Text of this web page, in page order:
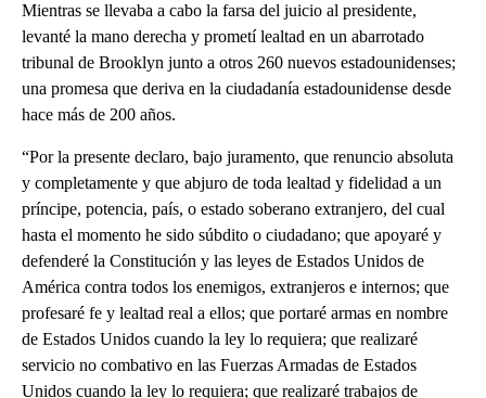
Mientras se llevaba a cabo la farsa del juicio al presidente,
levanté la mano derecha y prometí lealtad en un abarrotado
tribunal de Brooklyn junto a otros 260 nuevos estadounidenses;
una promesa que deriva en la ciudadanía estadounidense desde
hace más de 200 años.
“Por la presente declaro, bajo juramento, que renuncio absoluta
y completamente y que abjuro de toda lealtad y fidelidad a un
príncipe, potencia, país, o estado soberano extranjero, del cual
hasta el momento he sido súbdito o ciudadano; que apoyaré y
defenderé la Constitución y las leyes de Estados Unidos de
América contra todos los enemigos, extranjeros e internos; que
profesaré fe y lealtad real a ellos; que portaré armas en nombre
de Estados Unidos cuando la ley lo requiera; que realizaré
servicio no combativo en las Fuerzas Armadas de Estados
Unidos cuando la ley lo requiera; que realizaré trabajos de